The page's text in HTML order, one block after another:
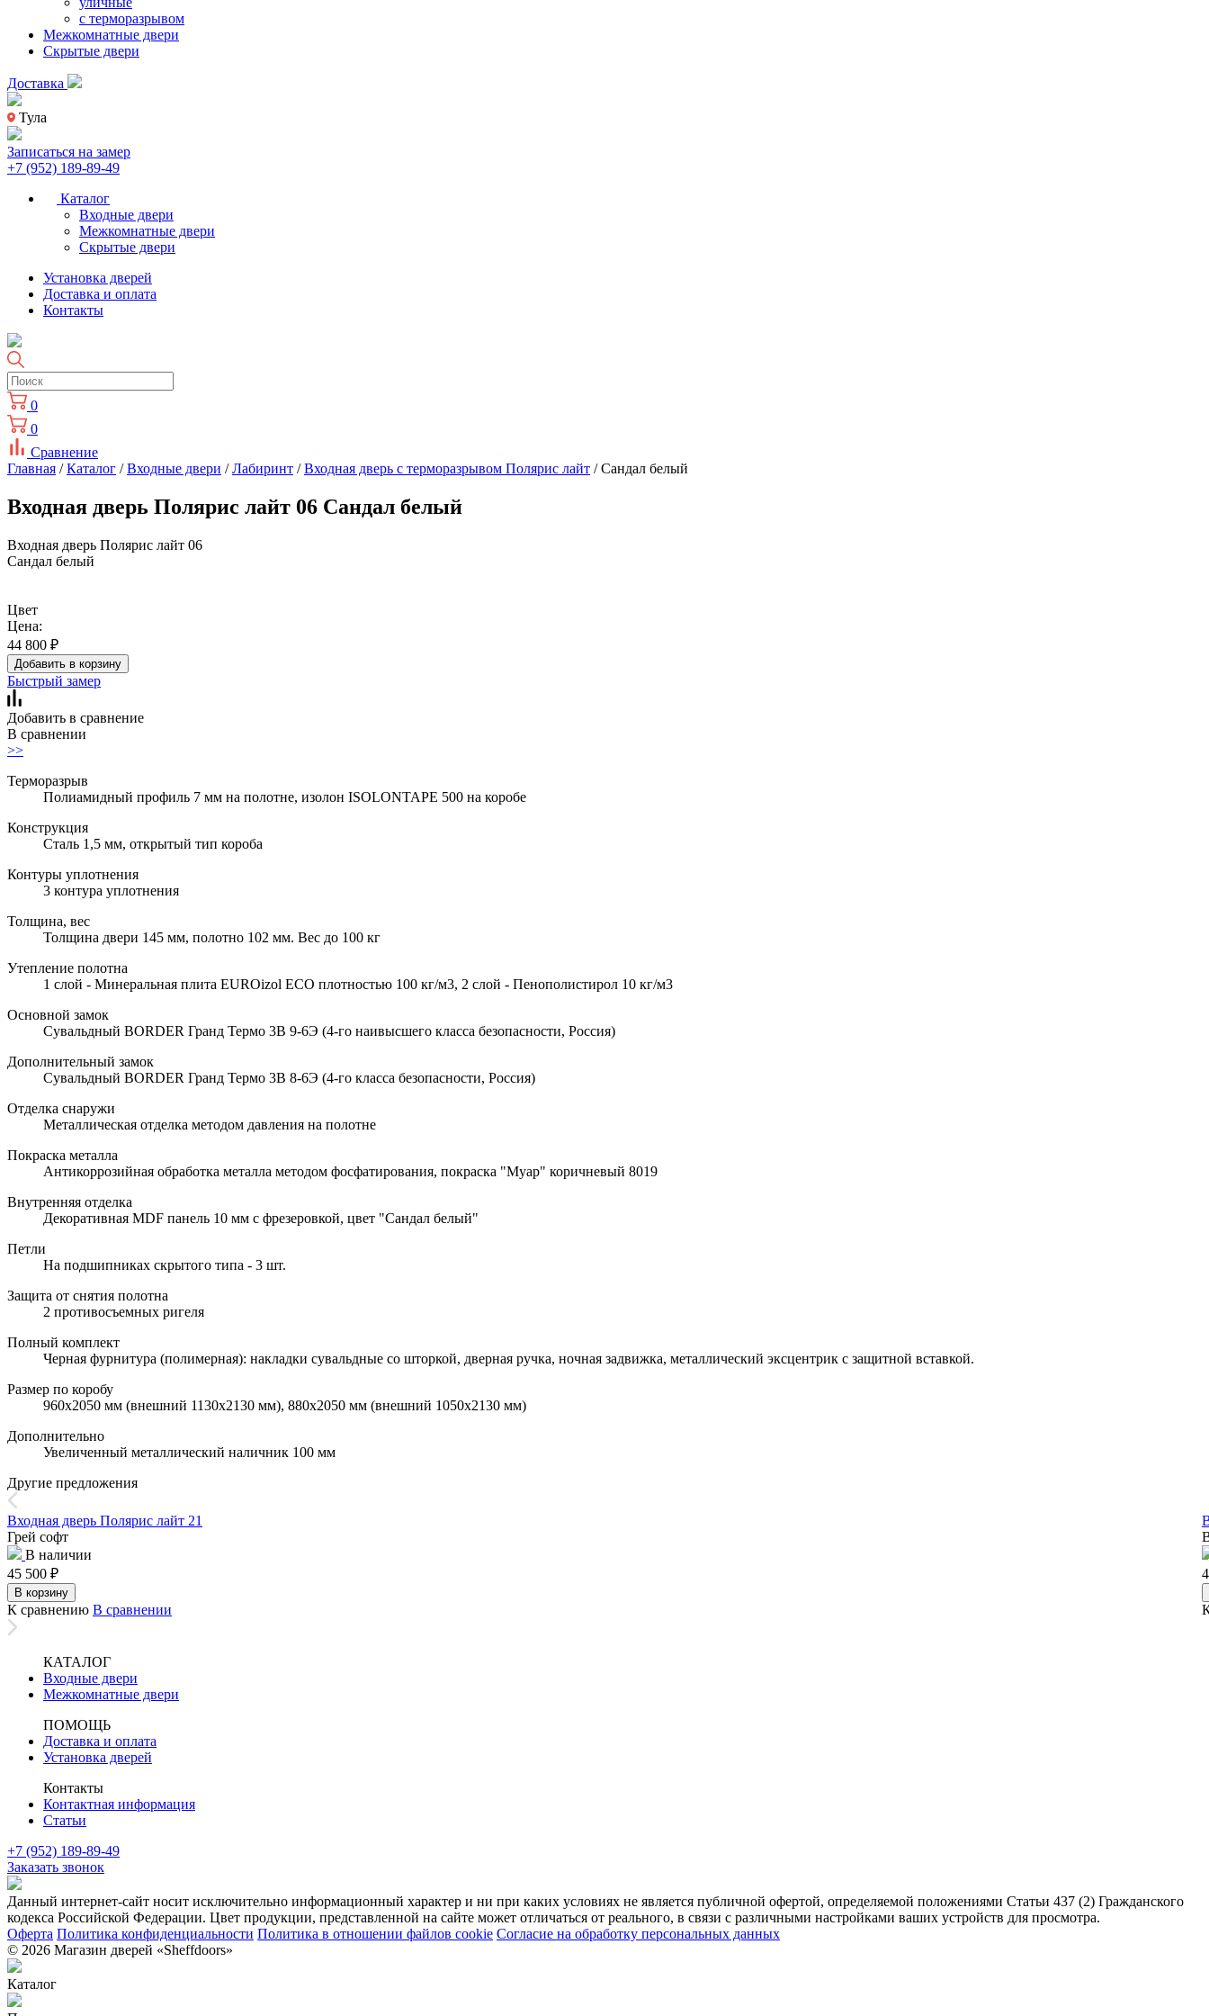
с терморазрывом
Межкомнатные двери
Скрытые двери
Доставка
Тула
Записаться на замер
+7 (952) 189-89-49
Каталог
Входные двери
Межкомнатные двери
Скрытые двери
Установка дверей
Доставка и оплата
Контакты
0
0
Сравнение
Главная /Каталог /Входные двери /Лабиринт /Входная дверь с терморазрывом Полярис лайт / Сандал белый
Входная дверь Полярис лайт 06 Сандал белый
Входная дверь Полярис лайт 06
Сандал белый
Цвет
Цена:
44 800 ₽
Добавить в корзину
Быстрый замер
Добавить в сравнение
В сравнении
>>
Терморазрыв
Полиамидный профиль 7 мм на полотне, изолон ISOLONTAPE 500 на коробе
Конструкция
Сталь 1,5 мм, открытый тип короба
Контуры уплотнения
3 контура уплотнения
Толщина, вес
Толщина двери 145 мм, полотно 102 мм. Вес до 100 кг
Утепление полотна
1 слой - Минеральная плита EUROizol ECO плотностью 100 кг/м3, 2 слой - Пенополистирол 10 кг/м3
Основной замок
Сувальдный BORDER Гранд Термо 3В 9-6Э (4-го наивысшего класса безопасности, Россия)
Дополнительный замок
Сувальдный BORDER Гранд Термо 3В 8-6Э (4-го класса безопасности, Россия)
Отделка снаружи
Металлическая отделка методом давления на полотне
Покраска металла
Антикоррозийная обработка металла методом фосфатирования, покраска "Муар" коричневый 8019
Внутренняя отделка
Декоративная MDF панель 10 мм с фрезеровкой, цвет "Сандал белый"
Петли
На подшипниках скрытого типа - 3 шт.
Защита от снятия полотна
2 противосъемных ригеля
Полный комплект
Черная фурнитура (полимерная): накладки сувальдные со шторкой, дверная ручка, ночная задвижка, металлический эксцентрик с защитной вставкой.
Размер по коробу
960х2050 мм (внешний 1130х2130 мм), 880х2050 мм (внешний 1050х2130 мм)
Дополнительно
Увеличенный металлический наличник 100 мм
Другие предложения
Входная дверь Полярис лайт 21
Грей софт
В наличии
45 500 ₽
В корзину
К сравнению В сравнении
КАТАЛОГ
Входные двери
Межкомнатные двери
ПОМОЩЬ
Доставка и оплата
Установка дверей
Контакты
Контактная информация
Статьи
+7 (952) 189-89-49
Заказать звонок
Данный интернет-сайт носит исключительно информационный характер и ни при каких условиях не является публичной офертой, определяемой положениями Статьи 437 (2) Гражданского
кодекса Российской Федерации. Цвет продукции, представленной на сайте может отличаться от реального, в связи с различными настройками ваших устройств для просмотра.
Оферта Политика конфиденциальности Политика в отношении файлов cookie Согласие на обработку персональных данных
© 2026 Магазин дверей «Sheffdoors»
Каталог